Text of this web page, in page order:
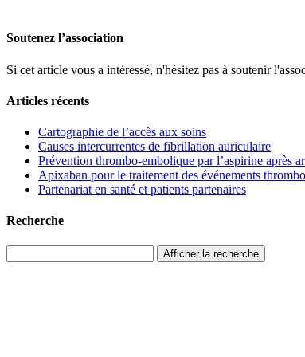
Soutenez l’association
Si cet article vous a intéressé, n'hésitez pas à soutenir
Articles récents
Cartographie de l’accès aux soins
Causes intercurrentes de fibrillation auriculaire
Prévention thrombo-embolique par l’aspirine après
Apixaban pour le traitement des événements
Partenariat en santé et patients partenaires
Recherche
Afficher la recherche